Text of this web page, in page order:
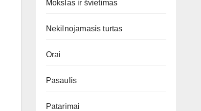
Mokslas ir švietimas
Nekilnojamasis turtas
Orai
Pasaulis
Patarimai